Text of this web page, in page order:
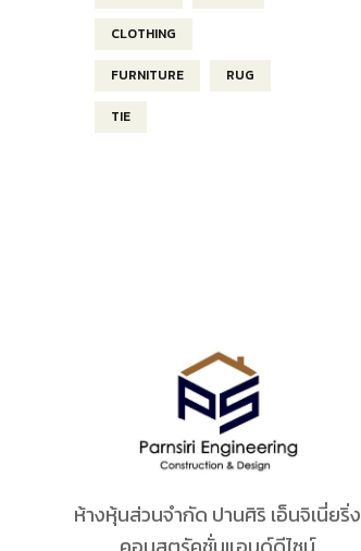
CLOTHING
FURNITURE RUG
TIE
ห้างหุ้นส่วนจำกัด ปานศิริ เอ็นจิเนี่ยริ่ง